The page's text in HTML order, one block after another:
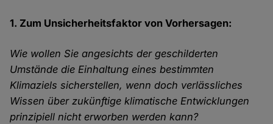
1. Zum Unsicherheitsfaktor von Vorhersagen:
Wie wollen Sie angesichts der geschilderten
Umstände die Einhaltung eines bestimmten
Klimaziels sicherstellen, wenn doch verlässliches
Wissen über zukünftige klimatische Entwicklungen
prinzipiell nicht erworben werden kann?